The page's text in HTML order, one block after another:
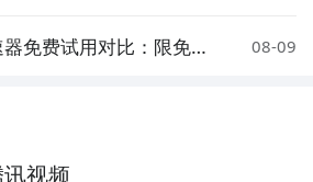
免费试用对比：限免体
08-09
视频